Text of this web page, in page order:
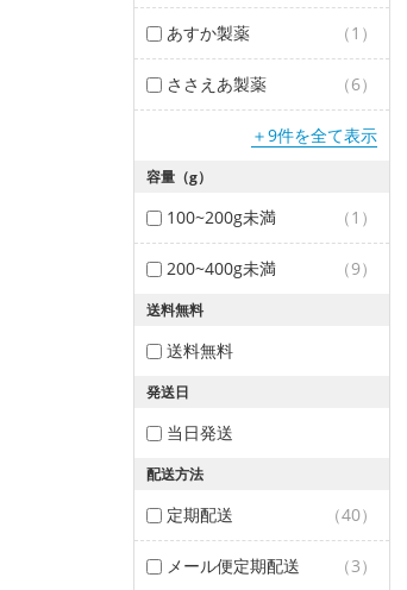
あすか製薬 （1）
ささえあ製薬 （6）
＋9件を全て表示
容量（g）
100~200g未満 （1）
200~400g未満 （9）
送料無料
送料無料
発送日
当日発送
配送方法
定期配送 （40）
メール便定期配送 （3）